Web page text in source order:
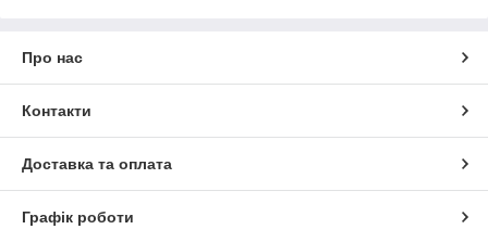
Про нас
Контакти
Доставка та оплата
Графік роботи